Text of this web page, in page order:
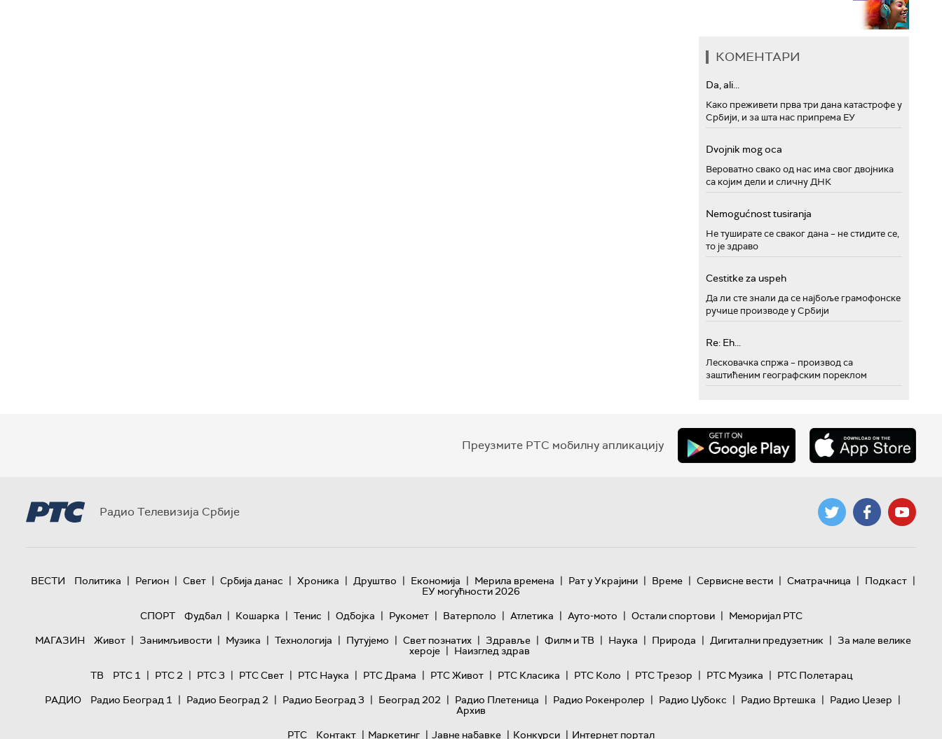
КОМЕНТАРИ
Da, ali...
Како преживети прва три дана катастрофе у
Србији, и за шта нас припрема ЕУ
Dvojnik mog oca
Вероватно свако од нас има свог двојника
са којим дели и сличну ДНК
Nemogućnost tusiranja
Не туширате се сваког дана – не стидите се,
то је здраво
Cestitke za uspeh
Да ли сте знали да се најбоље грамофонске
ручице производе у Србији
Re: Eh...
Лесковачка спржа – производ са
заштићеним географским пореклом
Преузмите РТС мобилну апликацију
Радио Телевизија Србије
ВЕСТИ Политика | Регион | Свет | Србија данас | Хроника | Друштво | Економија | Мерила времена | Рат у Украјини | Време | Сервисне вести | Сматрачница | Подкаст |
ЕУ могућности 2026
СПОРТ
Фудбал | Кошарка | Тенис | Одбојка | Рукомет | Ватерполо | Атлетика | Ауто-мото | Остали спортови | Меморијал РТС
МАГАЗИН
Живот | Занимљивости | Музика | Технологијa | Путујемо | Свет познатих | Здравље | Филм и ТВ | Наука | Природа | Дигитални предузетник | За мале велике
хероје | Наизглед здрав
ТВ
РТС 1 | РТС 2 | РТС 3 | РТС Свет | РТС Наука | РТС Драма | РТС Живот | РТС Класика | РТС Коло | РТС Трезор | РТС Музика | РТС Полетарац
РАДИО
Радио Београд 1 | Радио Београд 2 | Радио Београд 3 | Београд 202 | Радио Плетеница | Радио Рокенролер | Радио Џубокс | Радио Вртешка | Радио Џезер |
Архив
РТС
Контакт | Маркетинг | Јавне набавке | Конкурси | Интернет портал